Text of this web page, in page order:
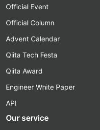
Official Event
Official Column
Advent Calendar
Qiita Tech Festa
Qiita Award
Engineer White Paper
API
Our service